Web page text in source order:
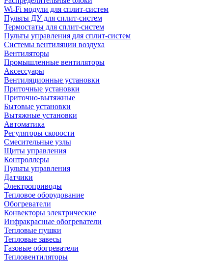
Wi-Fi модули для сплит-систем
Пульты ДУ для сплит-систем
Термостаты для сплит-систем
Пульты управления для сплит-систем
Системы вентиляции воздуха
Вентиляторы
Промышленные вентиляторы
Аксессуары
Вентиляционные установки
Приточные установки
Приточно-вытяжные
Бытовые установки
Вытяжные установки
Автоматика
Регуляторы скорости
Смесительные узлы
Щиты управления
Контроллеры
Пульты управления
Датчики
Электроприводы
Тепловое оборудование
Обогреватели
Конвекторы электрические
Инфракрасные обогреватели
Тепловые пушки
Тепловые завесы
Газовые обогреватели
Тепловентиляторы